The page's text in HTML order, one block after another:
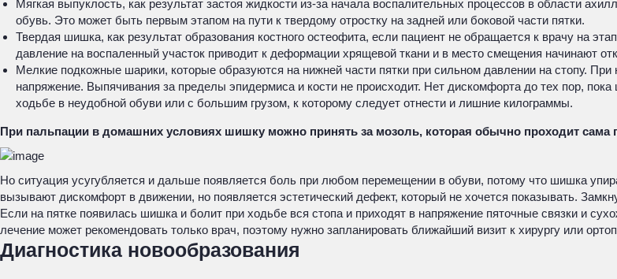
Мягкая выпуклость, как результат застоя жидкости из-за начала воспалительных процессов в области
обувь. Это может быть первым этапом на пути к твердому отростку на задней или боковой части пятки.
Твердая шишка, как результат образования костного остеофита, если пациент не обращается к врачу на
давление на воспаленный участок приводит к деформации хрящевой ткани и в место смещения начинают
Мелкие подкожные шарики, которые образуются на нижней части пятки при сильном давлении на стопу.
напряжение. Выпячивания за пределы эпидермиса и кости не происходит. Нет дискомфорта до тех пор,
ходьбе в неудобной обуви или с большим грузом, к которому следует отнести и лишние килограммы.
При пальпации в домашних условиях шишку можно принять за мозоль, которая обычно проходит сама
Но ситуация усугубляется и дальше появляется боль при любом перемещении в обуви, потому что шишка
вызывают дискомфорт в движении, но появляется эстетический дефект, который не хочется показывать.
Если на пятке появилась шишка и болит при ходьбе вся стопа и приходят в напряжение пяточные связки и
лечение может рекомендовать только врач, поэтому нужно запланировать ближайший визит к хирургу или
Диагностика новообразования